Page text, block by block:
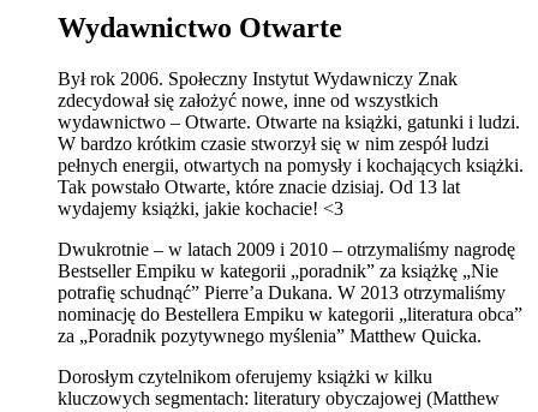
Wydawnictwo Otwarte
Był rok 2006. Społeczny Instytut Wydawniczy Znak
zdecydował się założyć nowe, inne od wszystkich
wydawnictwo – Otwarte. Otwarte na książki, gatunki i ludzi.
W bardzo krótkim czasie stworzył się w nim zespół ludzi
pełnych energii, otwartych na pomysły i kochających książki.
Tak powstało Otwarte, które znacie dzisiaj. Od 13 lat
wydajemy książki, jakie kochacie! <3
Dwukrotnie – w latach 2009 i 2010 – otrzymaliśmy nagrodę
Bestseller Empiku w kategorii „poradnik” za książkę „Nie
potrafię schudnąć” Pierre’a Dukana. W 2013 otrzymaliśmy
nominację do Bestellera Empiku w kategorii „literatura obca”
za „Poradnik pozytywnego myślenia” Matthew Quicka.
Dorosłym czytelnikom oferujemy książki w kilku
kluczowych segmentach: literatury obyczajowej (Matthew